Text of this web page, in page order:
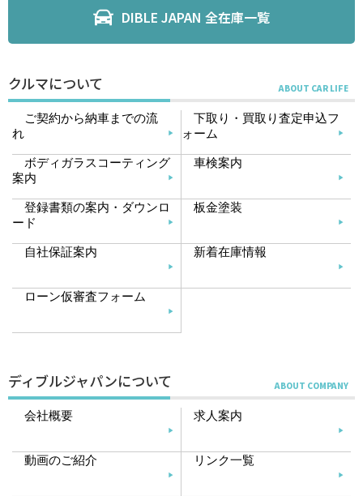
DIBLE JAPAN 全在庫一覧
クルマについて
ご契約から納車までの流
れ
下取り・買取り査定申込フ
ォーム
ボディガラスコーティング
案内
車検案内
登録書類の案内・ダウンロ
ード
板金塗装
自社保証案内 新着在庫情報
ローン仮審査フォーム
ディブルジャパンについて
会社概要 求人案内
動画のご紹介 リンク一覧